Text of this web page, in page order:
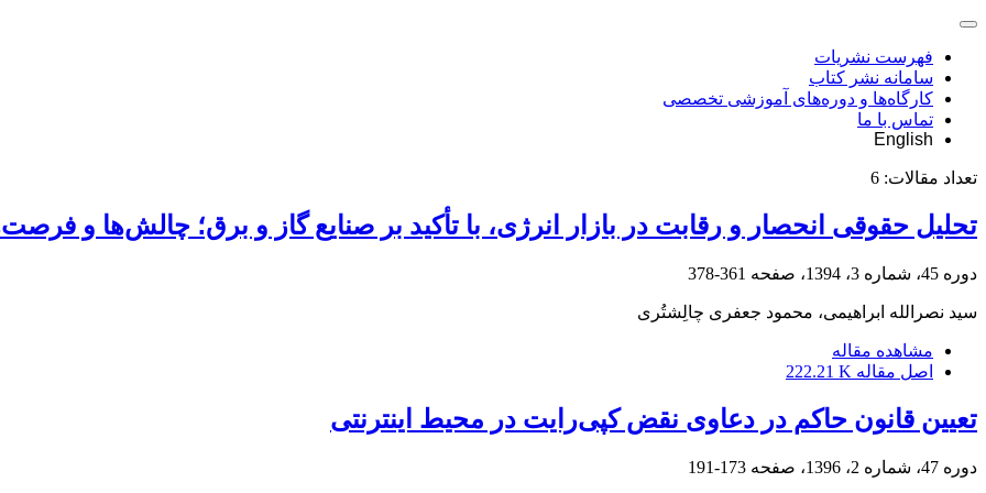
فهرست نشریات
سامانه نشر کتاب
کارگاه‌ها و دوره‌های آموزشی تخصصی
تماس با ما
English
تعداد مقالات: 6
تحلیل حقوقی انحصار و رقابت در بازار انرژی، با تأکید بر صنایع گاز و برق؛ چالش‌ها و
دوره 45، شماره 3، 1394، صفحه 361-378
سید نصرالله ابراهیمی، محمود جعفری چالِشتُری
مشاهده مقاله
اصل مقاله 222.21 K
تعیین قانون حاکم در دعاوى نقض کپی‌رایت در محیط اینترنتى
دوره 47، شماره 2، 1396، صفحه 173-191